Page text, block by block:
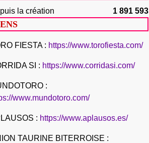
la création 1 891 593
FIESTA : https://www.torofiesta.com/
SI : https://www.corridasi.com/
:
www.mundotoro.com/
: https://www.aplausos.es/
TAURINE BITERROISE :